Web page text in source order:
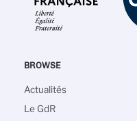
BROWSE
Navigation
principale
Actualités
Le GdR